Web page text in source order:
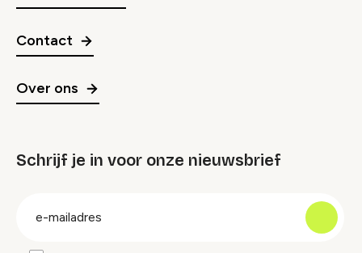
Contact
Over ons
Schrijf je in voor onze nieuwsbrief